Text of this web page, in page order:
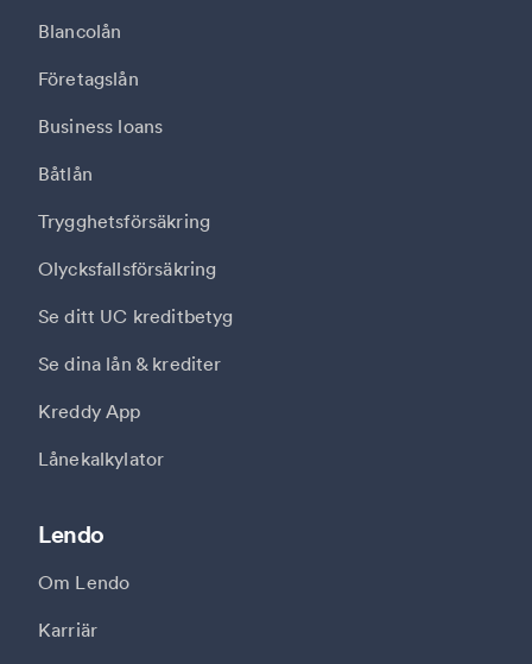
Blancolån
Företagslån
Business loans
Båtlån
Trygghetsförsäkring
Olycksfallsförsäkring
Se ditt UC kreditbetyg
Se dina lån & krediter
Kreddy App
Lånekalkylator
Lendo
Om Lendo
Karriär